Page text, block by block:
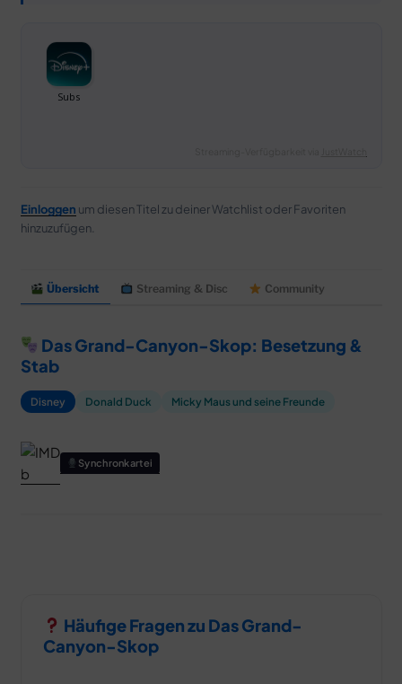
Einloggen um diesen Titel zu deiner Watchlist oder Favoriten
hinzuzufügen.
Übersicht Streaming & Disc Community
Das Grand-Canyon-Skop: Besetzung &
Stab
Disney Donald Duck Micky Maus und seine Freunde
Synchronkartei
Häufige Fragen zu Das Grand-
Canyon-Skop